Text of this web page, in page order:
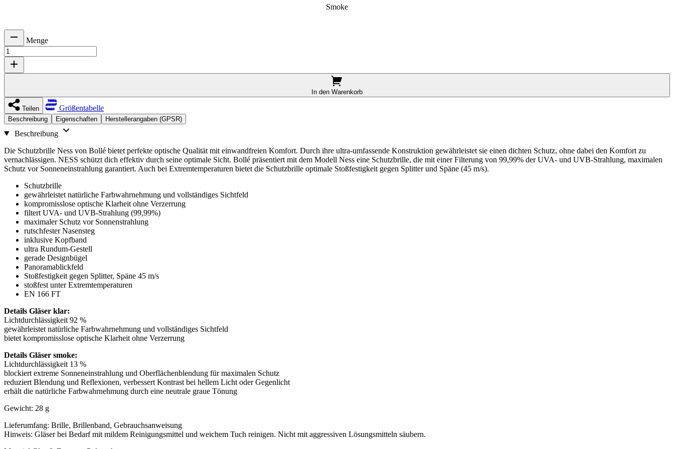
Smoke
Menge
In den Warenkorb
Teilen Größentabelle
Beschreibung Eigenschaften Herstellerangaben (GPSR)
Beschreibung
Die Schutzbrille Ness von Bollé bietet perfekte optische Qualität mit einwandfreien Komfort. Durch ihre ultra-umfassende Konstruktion gewährleistet sie einen dichten Schutz, ohne dabei den Komfort zu
vernachlässigen. NESS schützt dich effektiv durch seine optimale Sicht. Bollé präsentiert mit dem Modell Ness eine Schutzbrille, die mit einer Filterung von 99,99% der UVA- und UVB-Strahlung, maximalen
Schutz vor Sonneneinstrahlung garantiert. Auch bei Extremtemperaturen bietet die Schutzbrille optimale Stoßfestigkeit gegen Splitter und Späne (45 m/s).
Schutzbrille
gewährleistet natürliche Farbwahrnehmung und vollständiges Sichtfeld
kompromisslose optische Klarheit ohne Verzerrung
filtert UVA- und UVB-Strahlung (99,99%)
maximaler Schutz vor Sonnenstrahlung
rutschfester Nasensteg
inklusive Kopfband
ultra Rundum-Gestell
gerade Designbügel
Panoramablickfeld
Stoßfestigkeit gegen Splitter, Späne 45 m/s
stoßfest unter Extremtemperaturen
EN 166 FT
Details Gläser klar:
Lichtdurchlässigkeit 92 %
gewährleistet natürliche Farbwahrnehmung und vollständiges Sichtfeld
bietet kompromisslose optische Klarheit ohne Verzerrung
Details Gläser smoke:
Lichtdurchlässigkeit 13 %
blockiert extreme Sonneneinstrahlung und Oberflächenblendung für maximalen Schutz
reduziert Blendung und Reflexionen, verbessert Kontrast bei hellem Licht oder Gegenlicht
erhält die natürliche Farbwahrnehmung durch eine neutrale graue Tönung
Gewicht: 28 g
Lieferumfang: Brille, Brillenband, Gebrauchsanweisung
Hinweis: Gläser bei Bedarf mit mildem Reinigungsmittel und weichem Tuch reinigen. Nicht mit aggressiven Lösungsmitteln säubern.